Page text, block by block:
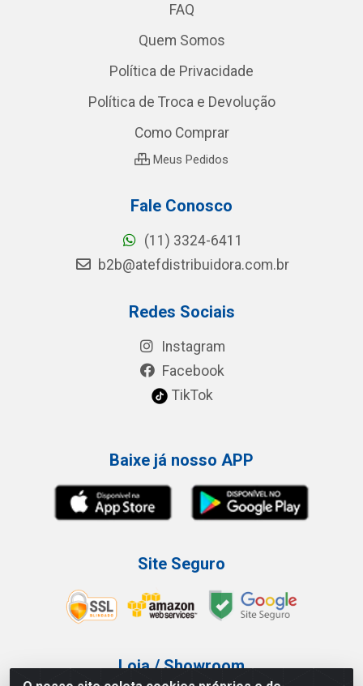
FAQ
Quem Somos
Política de Privacidade
Política de Troca e Devolução
Como Comprar
Meus Pedidos
Fale Conosco
(11) 3324-6411
b2b@atefdistribuidora.com.br
Redes Sociais
Instagram
Facebook
TikTok
Baixe já nosso APP
Site Seguro
Loja / Showroom